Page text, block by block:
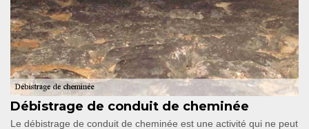
Débistrage de conduit de cheminée
Le débistrage de conduit de cheminée est une activité qui ne peut